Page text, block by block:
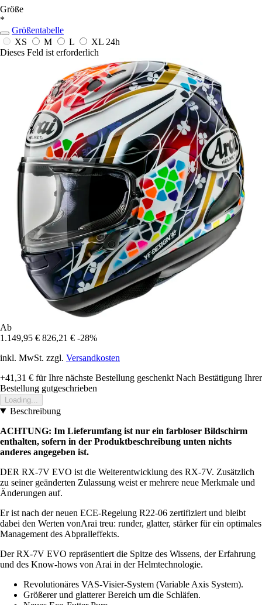
Größe
*
Größentabelle
XS
M L XL 24h
Dieses Feld ist erforderlich
Ab
1.149,95 € 826,21 € -28%
inkl. MwSt. zzgl. Versandkosten
+41,31 € für Ihre nächste Bestellung geschenkt Nach Bestätigung Ihrer
Bestellung gutgeschrieben
Loading...
Beschreibung
ACHTUNG: Im Lieferumfang ist nur ein farbloser Bildschirm
enthalten, sofern in der Produktbeschreibung unten nichts
anderes angegeben ist.
DER RX-7V EVO ist die Weiterentwicklung des RX-7V. Zusätzlich
zu seiner geänderten Zulassung weist er mehrere neue Merkmale und
Änderungen auf.
Er ist nach der neuen ECE-Regelung R22-06 zertifiziert und bleibt
dabei den Werten vonArai treu: runder, glatter, stärker für ein optimales
Management des Abpralleffekts.
Der RX-7V EVO repräsentiert die Spitze des Wissens, der Erfahrung
und des Know-hows von Arai in der Helmtechnologie.
Revolutionäres VAS-Visier-System (Variable Axis System).
Größerer und glatterer Bereich um die Schläfen.